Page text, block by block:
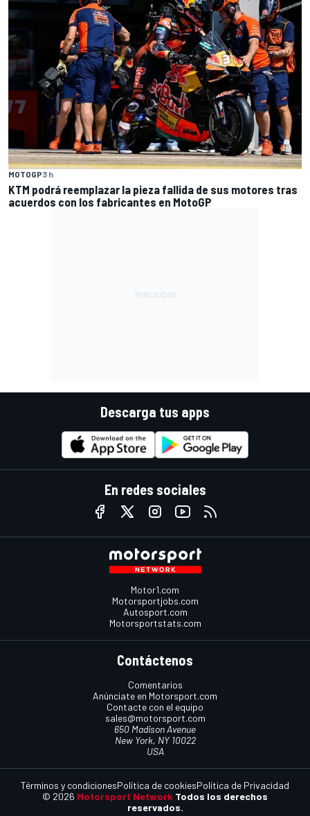
MOTOGP3 h
KTM podrá reemplazar la pieza fallida de sus motores tras
acuerdos con los fabricantes en MotoGP
Descarga tus apps
En redes sociales
Motor1.com
Motorsportjobs.com
Autosport.com
Motorsportstats.com
Contáctenos
Comentarios
Anúnciate en Motorsport.com
Contacte con el equipo
sales@motorsport.com
650 Madison Avenue
New York, NY 10022
USA
© 2026 Motorsport Network Todos los derechos
reservados.
Términos y condicionesPolítica de cookiesPolítica de Privacidad